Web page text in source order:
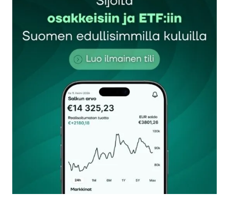
Sähköpostiosoitettasi ei julkaista.Pakolliset
kentät on merkitty*
Kommentti*
Nimesi tai nimimerkkisi
Sähköpostiosoitteesi